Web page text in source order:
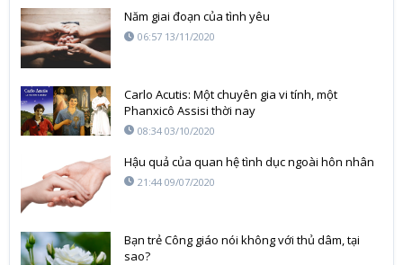
Năm giai đoạn của tình yêu
06:57 13/11/2020
Carlo Acutis: Một chuyên gia vi tính, một
Phanxicô Assisi thời nay
08:34 03/10/2020
Hậu quả của quan hệ tình dục ngoài hôn nhân
21:44 09/07/2020
Bạn trẻ Công giáo nói không với thủ dâm, tại
sao?